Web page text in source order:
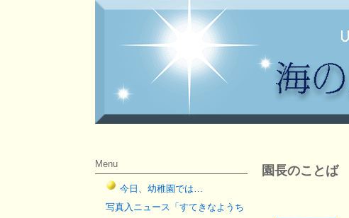
Menu
今日、幼稚園では…
写真入ニュース「すてきなようち
園長のことば